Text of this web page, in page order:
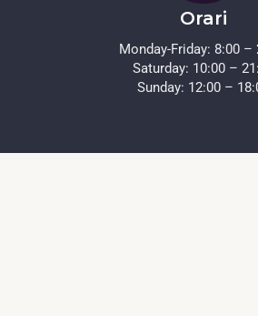
Orari
Monday-Friday: 8:00 –
Saturday: 10:00 –
Sunday: 12:00 –